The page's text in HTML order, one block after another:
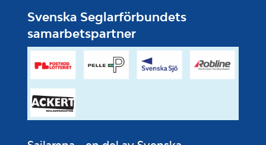
Svenska Seglarförbundets
samarbetspartner